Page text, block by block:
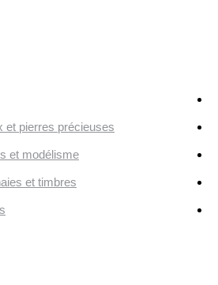
et pierres précieuses
et modélisme
et timbres